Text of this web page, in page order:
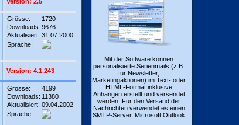
Grösse:
1720
Downloads: 9676
Aktualisiert: 31.07.2000
Sprache:
Version: 4.1.243
Grösse:
4199
Downloads: 11380
Aktualisiert: 09.04.2002
Sprache:
Mit der Software können
personalisierte Serienmails (z.B.
für Newsletter,
Marketingaktionen) im Text- oder
HTML-Format inklusive
Anhängen erstellt und versendet
werden. Für den Versand der
Nachrichten verwendet es einen
SMTP-Server, Microsoft Outlook